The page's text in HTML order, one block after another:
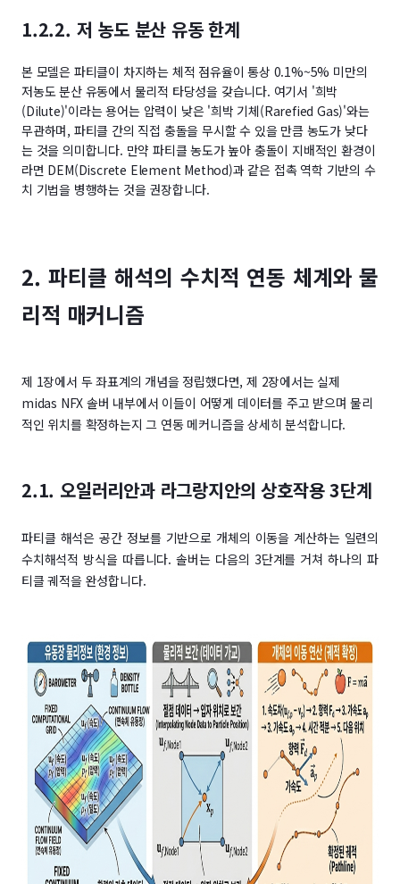
1.2.2. 저 농도 분산 유동 한계
본 모델은 파티클이 차지하는 체적 점유율이 통상 0.1%~5% 미만의
저농도 분산 유동에서 물리적 타당성을 갖습니다. 여기서 '희박
(Dilute)'이라는 용어는 압력이 낮은 '희박 기체(Rarefied Gas)'와는
무관하며, 파티클 간의 직접 충돌을 무시할 수 있을 만큼 농도가 낮다
는 것을 의미합니다. 만약 파티클 농도가 높아 충돌이 지배적인 환경이
라면 DEM(Discrete Element Method)과 같은 접촉 역학 기반의 수
치 기법을 병행하는 것을 권장합니다.
2. 파티클 해석의 수치적 연동 체계와 물
리적 매커니즘
제 1장에서 두 좌표계의 개념을 정립했다면, 제 2장에서는 실제
midas NFX 솔버 내부에서 이들이 어떻게 데이터를 주고 받으며 물리
적인 위치를 확정하는지 그 연동 메커니즘을 상세히 분석합니다.
2.1. 오일러리안과 라그랑지안의 상호작용 3단계
파티클 해석은 공간 정보를 기반으로 개체의 이동을 계산하는 일련의
수치해석적 방식을 따릅니다. 솔버는 다음의 3단계를 거쳐 하나의 파
티클 궤적을 완성합니다.